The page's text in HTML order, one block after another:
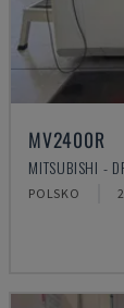
MV2400R
MITSUBISHI -
POLSKO